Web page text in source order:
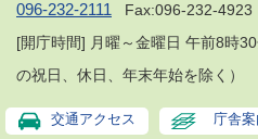
096-232-2111 Fax:096-232-4923
[開庁時間] 月曜～金曜日 午前8時
の祝日、休日、年末年始を除く）
交通アクセス 庁舎案